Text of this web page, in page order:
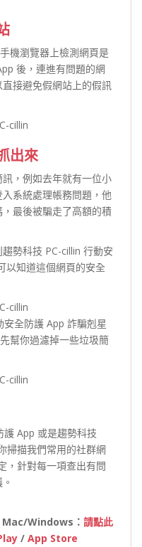
機瀏覽器上檢測網頁是
後，連進有問題的網
接避免假網站上的假訊
出來
，例如去年就有一位小
系統處理帳務問題，他
最後被騙走了高額的積
勢科技 PC-cillin 行動安
以知道這個網頁的安全
安全防護 App 詐騙剋星
幫你過濾掉一些垃圾簡
App 或是趨勢科技
掃描我們常用的社群網
，針對每一項查出有問
Mac/Windows： 請點此
/ App Store